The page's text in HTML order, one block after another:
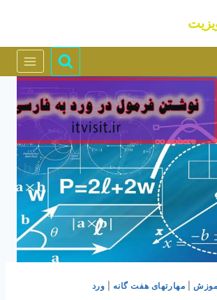
| مهارتهای هفت گانه ورد